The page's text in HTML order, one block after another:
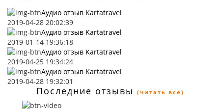
Аудио отзыв Kartatravel
2019-04-28 20:02:39
Аудио отзыв Kartatravel
2019-01-14 19:36:18
Аудио отзыв Kartatravel
2019-04-25 19:34:24
Аудио отзыв Kartatravel
2019-04-28 19:32:01
Последние отзывы (читать все)